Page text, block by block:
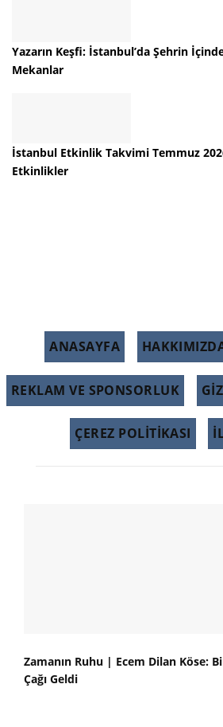
Yazarın Keşfi: İstanbul’da Şehrin
Mekanlar
İstanbul Etkinlik Takvimi Temmuz
Etkinlikler
ANASAYFA
REKLAM VE SPONSORLUK
ÇEREZ POLITIKASI
Zamanın Ruhu | Ecem Dilan Köse:
Çağı Geldi